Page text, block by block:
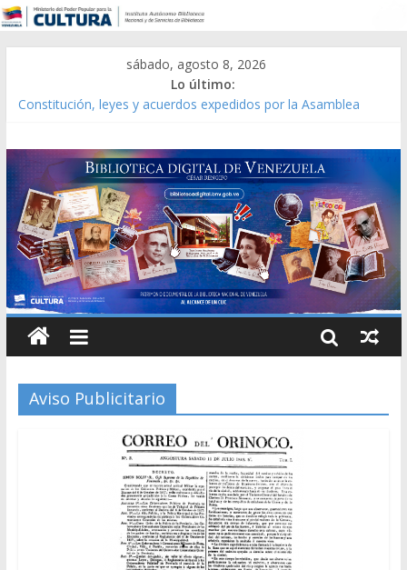
sábado, agosto 8, 2026
Lo último:
Constitución, leyes y acuerdos expedidos por la Asamblea
Modesta Bor Sánchez [material gráfico]
Gaceta Oficial de la República de Venezuela año CXXXIII Mes V,
Caracas 09 de marzo de 2006 N° 38.394
Catálogo temático de obras de Modesta Bor
Aviso Publicitario